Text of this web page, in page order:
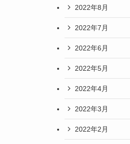
2022年8月
2022年7月
2022年6月
2022年5月
2022年4月
2022年3月
2022年2月